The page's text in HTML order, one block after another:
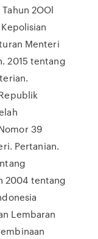
2OOl
Menteri
2015 tentang
39
Pertanian.
2004 tentang
Lembaran